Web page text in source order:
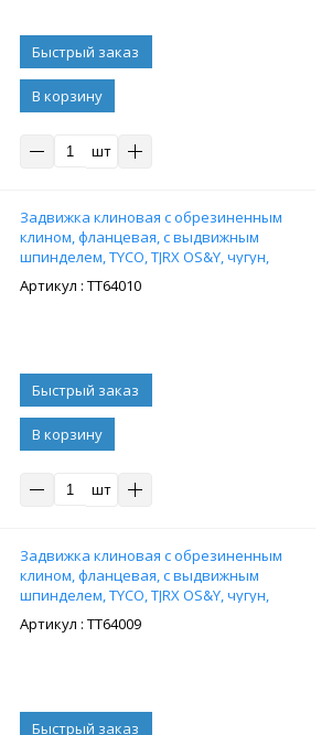
В корзину
шт
Задвижка клиновая с обрезиненным
клином, фланцевая, с выдвижным
шпинделем, TYCO, TJRX OS&Y, чугун,
Ду250, Ру20: ТТ64010
В корзину
шт
Задвижка клиновая с обрезиненным
клином, фланцевая, с выдвижным
шпинделем, TYCO, TJRX OS&Y, чугун,
Ду200, Ру20: ТТ64009